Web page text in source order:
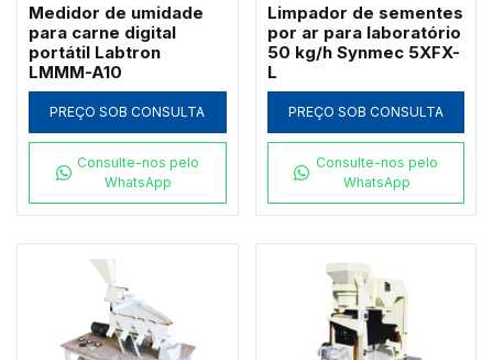
Medidor de umidade
para carne digital
portátil Labtron
LMMM-A10
PREÇO SOB CONSULTA
Consulte-nos pelo
WhatsApp
Limpador de sementes
por ar para laboratório
50 kg/h Synmec 5XFX-
L
PREÇO SOB CONSULTA
Consulte-nos pelo
WhatsApp